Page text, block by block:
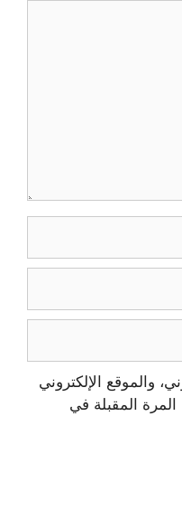
والموقع الإلكتروني
المقبلة في